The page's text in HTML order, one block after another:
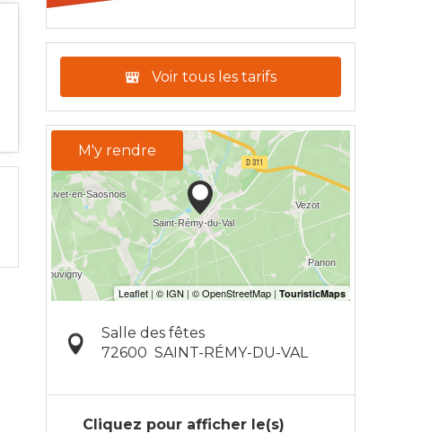
Voir tous les tarifs
M'y rendre
Salle des fêtes
72600 SAINT-RÉMY-DU-VAL
Cliquez pour afficher le(s)